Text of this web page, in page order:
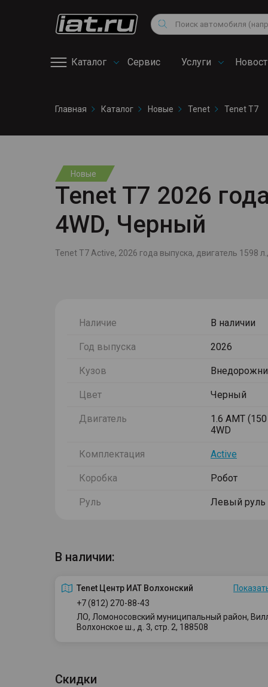
Поиск
Каталог Сервис
сервис
Услуги
Снегоходы
Квадроциклы
Главная Каталог Новые Tenet Tenet T7
Новые
Tenet T7 2026
4WD, Черный
Tenet T7 Active, 2026 года выпуска, двигатель 1598
Наличие В наличии
Год выпуска 2026
Кузов
Цвет Черный
Двигатель
1.6 AMT (150
4WD
Комплектация Active
Коробка Робот
Руль Левый руль
В наличии:
Tenet Центр ИАТ Волхонский
+7 (812) 270-88-43
ЛО, Ломоносовский муниципальный район,
Волхонское ш., д. 3, стр. 2, 188508
Скидки